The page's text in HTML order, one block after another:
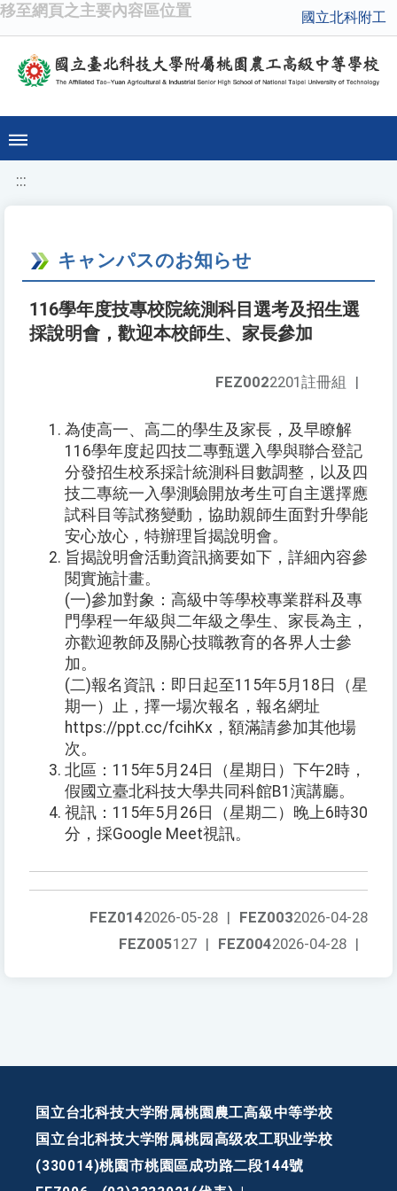
移至網頁之主要內容區位置 國立北科附工
:::
キャンパスのお知らせ
116學年度技專校院統測科目選考及招生選
採說明會，歡迎本校師生、家長參加
FEZ0022201註冊組 |
為使高一、高二的學生及家長，及早瞭解
116學年度起四技二專甄選入學與聯合登記
分發招生校系採計統測科目數調整，以及四
技二專統一入學測驗開放考生可自主選擇應
試科目等試務變動，協助親師生面對升學能
安心放心，特辦理旨揭說明會。
旨揭說明會活動資訊摘要如下，詳細內容參
閱實施計畫。
(一)參加對象：高級中等學校專業群科及專
門學程一年級與二年級之學生、家長為主，
亦歡迎教師及關心技職教育的各界人士參
加。
(二)報名資訊：即日起至115年5月18日（星
期一）止，擇一場次報名，報名網址
https://ppt.cc/fcihKx，額滿請參加其他場
次。
北區：115年5月24日（星期日）下午2時，
假國立臺北科技大學共同科館B1演講廳。
視訊：115年5月26日（星期二）晚上6時30
分，採Google Meet視訊。
FEZ0032026-04-28
FEZ0142026-05-28 |
FEZ0042026-04-28 |
FEZ005127 |
国立台北科技大学附属桃園農工高級中等学校
国立台北科技大学附属桃园高级农工职业学校
(330014)桃園市桃園區成功路二段144號